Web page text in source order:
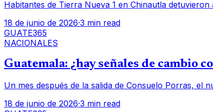
Habitantes de Tierra Nueva 1 en Chinautla
18 de junio de 2026·3 min read
GUATE365
NACIONALES
Guatemala: ¿hay señales de cambio
Un mes después de la salida de Consuelo Porras, el
18 de junio de 2026·3 min read